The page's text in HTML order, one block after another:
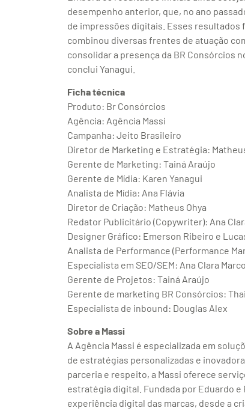
desempenho anterior, que, no ano
de impressões digitais. Esses resultados
combinou diversas frentes de atuação
consolidar a presença da BR Consórcios
conclui Yanagui.
Ficha técnica
Produto: Br Consórcios
Agência: Agência Massi
Campanha: Jeito Brasileiro
Diretor de Marketing e Estratégia:
Gerente de Marketing: Tainá Araújo
Gerente de Mídia: Karen Yanagui
Analista de Mídia: Ana Flávia
Diretor de Criação: Matheus Ohya
Redator Publicitário (Copywriter): Ana
Designer Gráfico: Emerson Ribeiro e
Analista de Performance (Performance
Especialista em SEO/SEM: Ana Clara
Gerente de Projetos: Tainá Araújo
Gerente de marketing BR Consórcios:
Especialista de inbound: Douglas Alex
Sobre a Massi
A Agência Massi é especializada em
de estratégias personalizadas e
parceria e respeito, a Massi oferece
estratégia digital. Fundada por Eduardo e
experiência digital das marcas, desde a